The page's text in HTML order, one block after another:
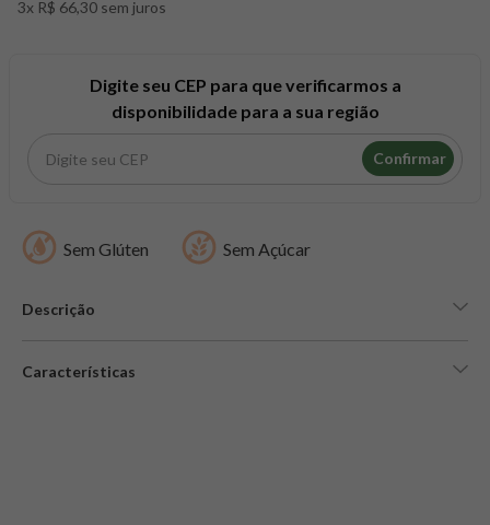
3x R$ 66,30 sem juros
Digite seu CEP para que verificarmos a
disponibilidade para a sua região
Confirmar
Sem Glúten Sem Açúcar
Descrição
Características
8º snack proteico mundo verde